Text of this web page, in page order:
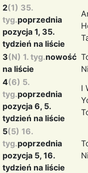
2(1) 35.
tyg.poprzednia
pozycja 1, 35.
tydzień na liście
3(N) 1. tyg.nowość
na liście
4(6) 5.
tyg.poprzednia
pozycja 6, 5.
tydzień na liście
I
5(5) 16.
tyg.poprzednia
pozycja 5, 16.
tydzień na liście